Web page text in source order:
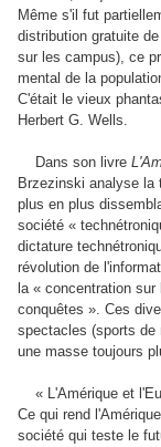
Même s'il fut
distribution gratuite
sur les campus), ce
mental de la
C'était le vieux
Herbert G. Wells.
Dans son livre
Brzezinski analyse la
plus en plus
société «
dictature
révolution de
la « concentration
conquêtes ». Ces
spectacles (sports de
une masse toujours
« L'Amérique et
Ce qui rend
société qui teste le